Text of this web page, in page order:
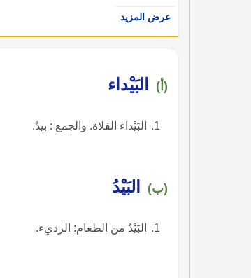
عرض المزيد
(أ) البَيْداء
البَيْداء الفلاة. والجمع : بيدٌ.
(ب) البَيْدُ
البَيْدُ من الطعام: الرديء.